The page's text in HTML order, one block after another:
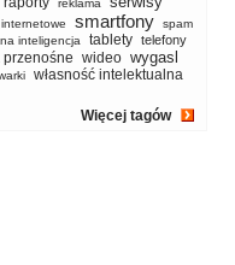
reklama
smartfony
spam
inteligencja tablety telefony
wideo wygasl
własność intelektualna
Więcej tagów